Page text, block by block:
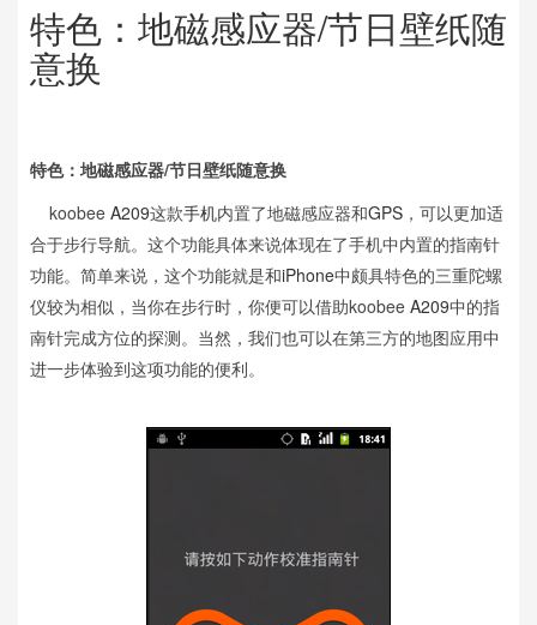
特色：地磁感应器/节日壁纸随
意换
特色：地磁感应器/节日壁纸随意换
koobee A209这款手机内置了地磁感应器和GPS ，可以更加适
合于步行导航。这个功能具体来说体现在了手机中内置的指南针
功能。简单来说，这个功能就是和iPhone中颇具特色的三重陀螺
仪较为相似，当你在步行时，你便可以借助koobee A209中的指
南针完成方位的探测。当然，我们也可以在第三方的地图应用中
进一步体验到这项功能的便利。